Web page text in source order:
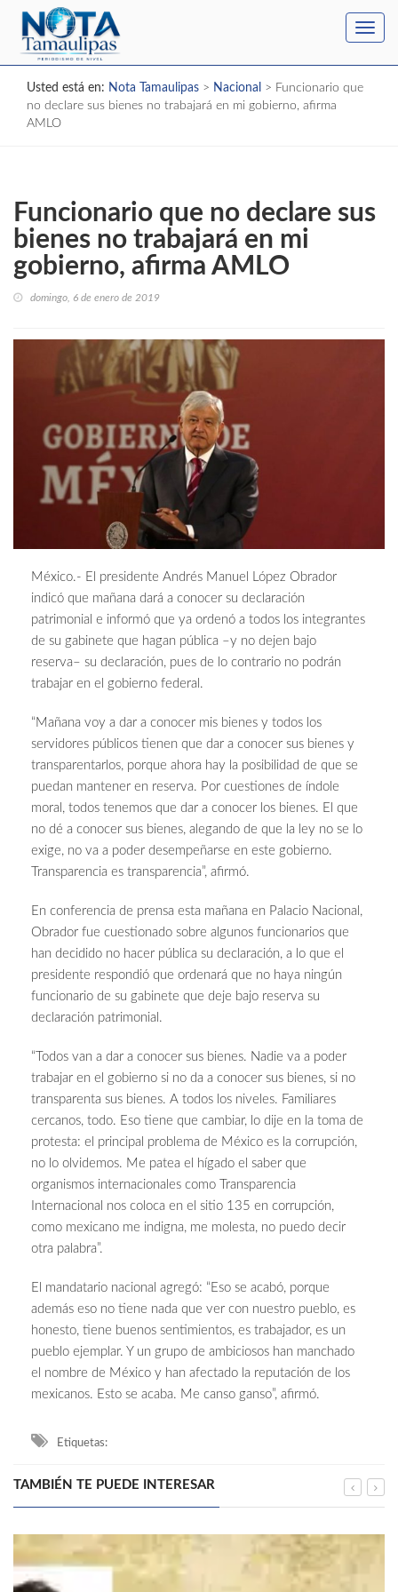
Usted está en: Nota Tamaulipas > Nacional > Funcionario que
no declare sus bienes no trabajará en mi gobierno, afirma
AMLO
Funcionario que no declare sus
bienes no trabajará en mi
gobierno, afirma AMLO
domingo, 6 de enero de 2019
México.- El presidente Andrés Manuel López Obrador
indicó que mañana dará a conocer su declaración
patrimonial e informó que ya ordenó a todos los integrantes
de su gabinete que hagan pública –y no dejen bajo
reserva– su declaración, pues de lo contrario no podrán
trabajar en el gobierno federal.
“Mañana voy a dar a conocer mis bienes y todos los
servidores públicos tienen que dar a conocer sus bienes y
transparentarlos, porque ahora hay la posibilidad de que se
puedan mantener en reserva. Por cuestiones de índole
moral, todos tenemos que dar a conocer los bienes. El que
no dé a conocer sus bienes, alegando de que la ley no se lo
exige, no va a poder desempeñarse en este gobierno.
Transparencia es transparencia”, afirmó.
En conferencia de prensa esta mañana en Palacio Nacional,
Obrador fue cuestionado sobre algunos funcionarios que
han decidido no hacer pública su declaración, a lo que el
presidente respondió que ordenará que no haya ningún
funcionario de su gabinete que deje bajo reserva su
declaración patrimonial.
“Todos van a dar a conocer sus bienes. Nadie va a poder
trabajar en el gobierno si no da a conocer sus bienes, si no
transparenta sus bienes. A todos los niveles. Familiares
cercanos, todo. Eso tiene que cambiar, lo dije en la toma de
protesta: el principal problema de México es la corrupción,
no lo olvidemos. Me patea el hígado el saber que
organismos internacionales como Transparencia
Internacional nos coloca en el sitio 135 en corrupción,
como mexicano me indigna, me molesta, no puedo decir
otra palabra”.
El mandatario nacional agregó: “Eso se acabó, porque
además eso no tiene nada que ver con nuestro pueblo, es
honesto, tiene buenos sentimientos, es trabajador, es un
pueblo ejemplar. Y un grupo de ambiciosos han manchado
el nombre de México y han afectado la reputación de los
mexicanos. Esto se acaba. Me canso ganso”, afirmó.
Etiquetas:
TAMBIÉN TE PUEDE INTERESAR